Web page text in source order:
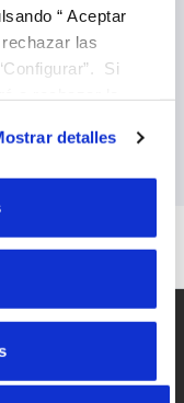
“ Aceptar
las
Si
funcione y que
consultar
Cookies
detalles
es la
y puedes
área
que volver